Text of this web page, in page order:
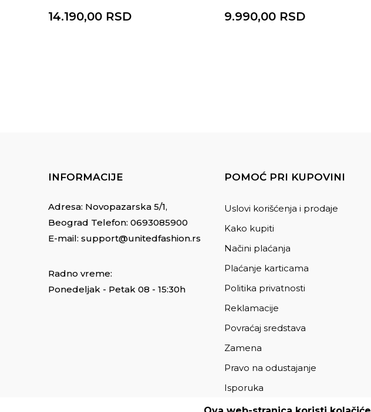
14.190,00 RSD 9.990,00 RSD
INFORMACIJE
Adresa: Novopazarska 5/1,
Beograd Telefon: 0693085900
E-mail: support@unitedfashion.rs
Radno vreme:
Ponedeljak - Petak 08 - 15:30h
POMOĆ PRI KUPOVINI
Uslovi korišćenja i prodaje
Kako kupiti
Načini plaćanja
Plaćanje karticama
Politika privatnosti
Reklamacije
Povraćaj sredstava
Zamena
Pravo na odustajanje
Isporuka